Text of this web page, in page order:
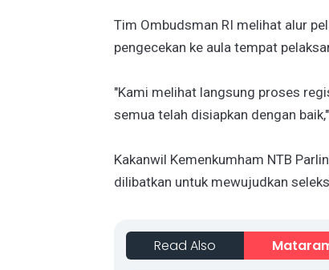
Tim Ombudsman RI melihat alur
pengecekan ke aula tempat
"Kami melihat langsung proses
semua telah disiapkan dengan
Kakanwil Kemenkumham NTB
dilibatkan untuk mewujudkan
Read Also